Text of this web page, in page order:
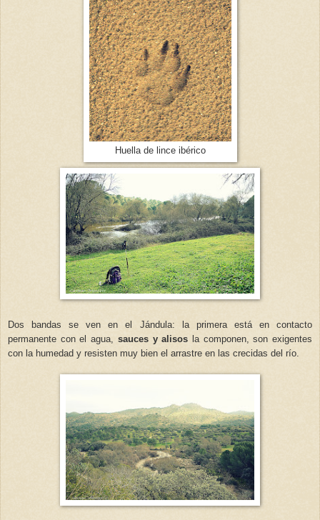
Huella de lince ibérico
Dos bandas se ven en el Jándula: la primera está en contacto
permanente con el agua, sauces y alisos la componen, son exigentes
con la humedad y resisten muy bien el arrastre en las crecidas del río.